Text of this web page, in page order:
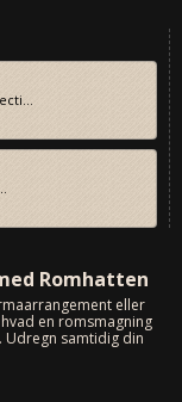
Romhatten
eller
en romsmagning
Udregn samtidig din